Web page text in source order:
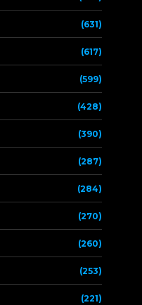
(631)
(617)
(599)
(428)
(390)
(287)
(284)
(270)
(260)
(253)
(221)